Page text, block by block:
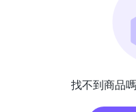
找不到商品